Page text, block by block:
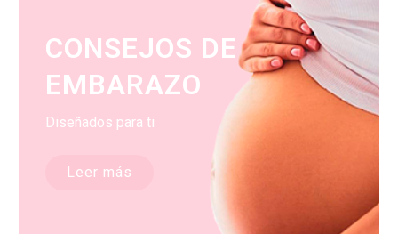
CONSEJOS DE
EMBARAZO
Diseñados para ti
Leer más